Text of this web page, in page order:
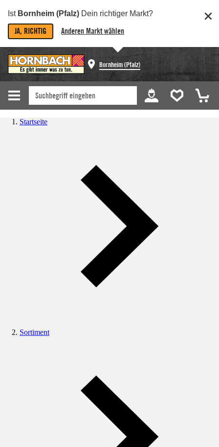
Ist Bornheim (Pfalz) Dein richtiger Markt?
JA, RICHTIG Anderen Markt wählen
Bornheim (Pfalz)
Startseite
Sortiment